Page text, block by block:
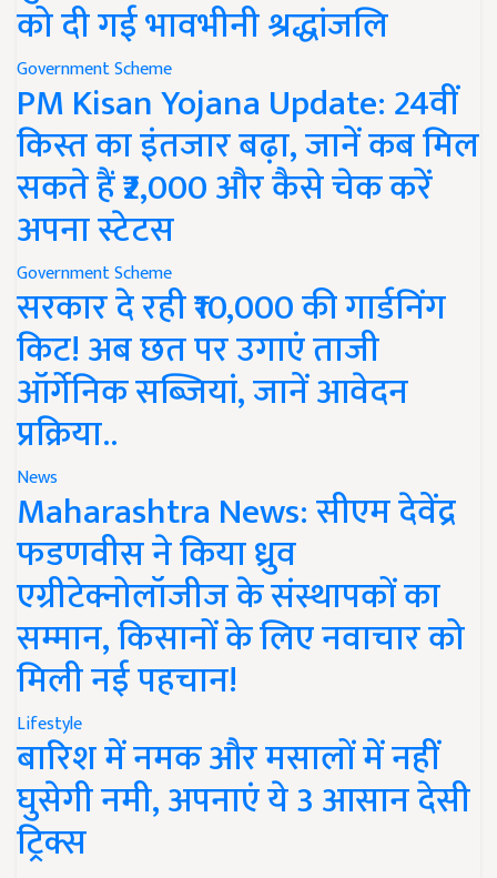
को दी गई भावभीनी श्रद्धांजलि
Government Scheme
PM Kisan Yojana Update: 24वीं
किस्त का इंतजार बढ़ा, जानें कब मिल
सकते हैं ₹2,000 और कैसे चेक करें
अपना स्टेटस
Government Scheme
सरकार दे रही ₹10,000 की गार्डनिंग
किट! अब छत पर उगाएं ताजी
ऑर्गेनिक सब्जियां, जानें आवेदन
प्रक्रिया..
News
Maharashtra News: सीएम देवेंद्र
फडणवीस ने किया ध्रुव
एग्रीटेक्नोलॉजीज के संस्थापकों का
सम्मान, किसानों के लिए नवाचार को
मिली नई पहचान!
Lifestyle
बारिश में नमक और मसालों में नहीं
घुसेगी नमी, अपनाएं ये 3 आसान देसी
ट्रिक्स